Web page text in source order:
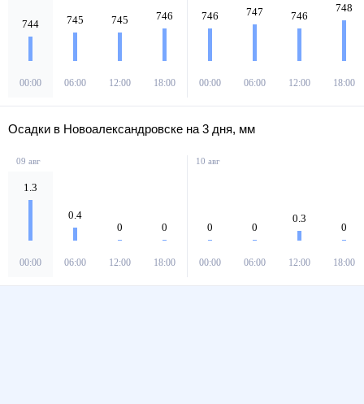
744
00:00
745
06:00
745
12:00
746
18:00
746
00:00
747
06:00
746
12:00
748
18:00
Осадки в Новоалександровске на 3 дня, мм
09 авг
1.3
00:00
0.4
06:00
0
12:00
0
18:00
10 авг
0
00:00
0
06:00
0.3
12:00
0
18:00